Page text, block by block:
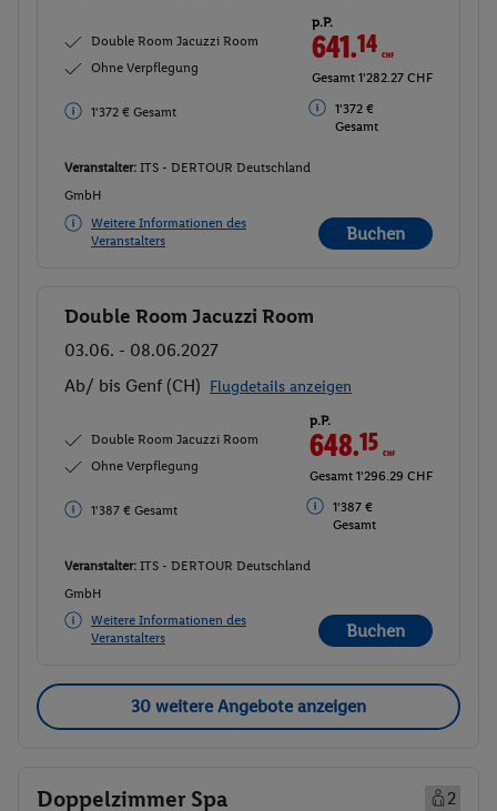
Double Room Jacuzzi Room
Ohne Verpflegung
1'372 € Gesamt
p.P.
641.14CHF
Gesamt 1'282.27 CHF
1'372 €
Gesamt
Veranstalter: ITS - DERTOUR Deutschland
GmbH
Weitere Informationen des
Veranstalters
Buchen
Buchen
Double Room Jacuzzi Room
03.06. - 08.06.2027
Ab/ bis Genf (CH) Flugdetails anzeigen
Double Room Jacuzzi Room
Ohne Verpflegung
1'387 € Gesamt
p.P.
648.15CHF
Gesamt 1'296.29 CHF
1'387 €
Gesamt
Veranstalter: ITS - DERTOUR Deutschland
GmbH
Weitere Informationen des
Veranstalters
Buchen
30 weitere Angebote anzeigen
Doppelzimmer Spa
2